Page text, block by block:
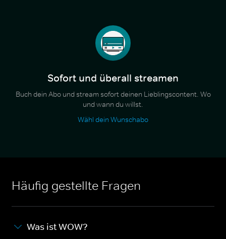
Sofort und überall streamen
Buch dein Abo und stream sofort deinen Lieblingscontent. Wo
und wann du willst.
Wähl dein Wunschabo
Häufig gestellte Fragen
Was ist WOW?